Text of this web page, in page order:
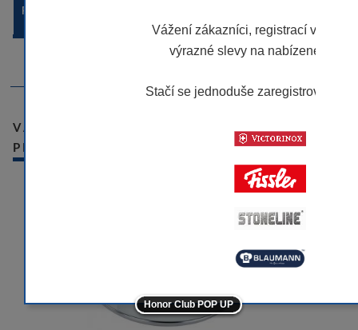
POPIS ZBOŽÍ
Skleněná poklice z řady PREMIUM - Fissler
VÁMI NAPOSLEDY PROHLÍŽENÉ
PRODUKTY
Vážení zákazníci, registrací v
výrazné slevy na nabízené
Stačí se jednoduše zaregistrovat.
-5%
Honor Club POP UP